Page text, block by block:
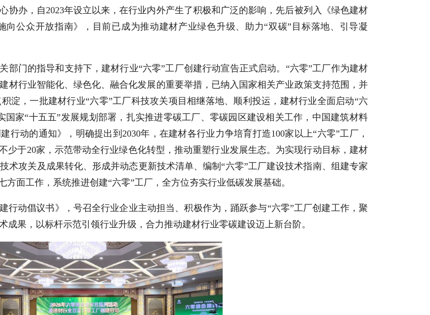
协办，自2023年设立以来，在行业内外产生了积极和广泛的影响，先后被列入《绿色建材
公众开放指南》，目前已成为推动建材产业绿色升级、助力“双碳”目标落地、引导凝
部门的指导和支持下，建材行业“六零”工厂创建行动宣告正式启动。“六零”工厂作为建材
材行业智能化、绿色化、融合化发展的重要举措，已纳入国家相关产业政策支持范围，并
淀，一批建材行业“六零”工厂科技攻关项目相继落地、顺利投运，建材行业全面启动“六
家“十五五”发展规划部署，扎实推进零碳工厂、零碳园区建设相关工作，中国建筑材料
行动的通知》，明确提出到2030年，在建材各行业力争培育打造100家以上“六零”工厂，
少于20家，示范带动全行业绿色化转型，推动重塑行业发展生态。为实现行动目标，建材
术攻关及成果转化、形成并动态更新技术清单、编制“六零”工厂建设技术指南、组建专家
面工作，系统推进创建“六零”工厂，全方位夯实行业低碳发展基础。
行动倡议书》，号召全行业企业主动担当、积极作为，踊跃参与“六零”工厂创建工作，聚
果，以标杆示范引领行业升级，合力推动建材行业零碳建设迈上新台阶。